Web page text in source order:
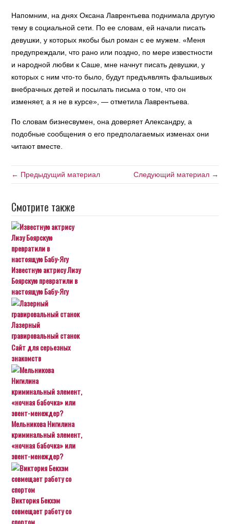
Напомним, на днях Оксана Лаврентьева поднимала другую
тему в социальной сети. По ее словам, ей начали писать
девушки, у которых якобы был роман с ее мужем. «Меня
предупреждали, что рано или поздно, по мере известности
и народной любви к Саше, мне начнут писать девушки, у
которых с ним что-то было, будут предъявлять фальшивых
внебрачных детей и посылать письма о том, что он
изменяет, а я не в курсе», — отметила Лаврентьева.
По словам бизнесвумен, она доверяет Александру, а
подобные сообщения о его предполагаемых изменах они
читают вместе.
← Предыдущий материал Следующий материал →
Смотрите также
Известную актрису Лизу
Боярскую превратили в
настоящую Бабу-Ягу
Лазерный
гравировальный станок
Сайт для серьезных
знакомств
Мельникова Нигилина
криминальный элемент,
«ночная бабочка» или
эвент-менеждер?
Виктория Бекхэм
совмещает работу со
спортом